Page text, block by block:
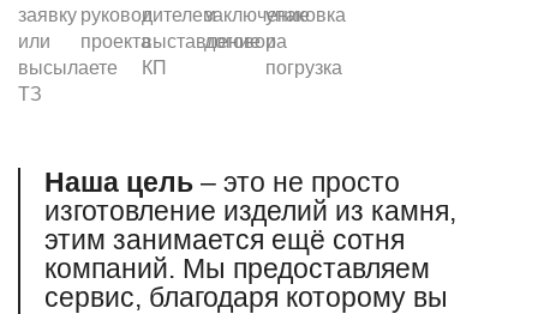
заявку
или
высылаете
ТЗ
руководителем
проекта
и
выставление
КП
заключение
договора
упаковка
и
погрузка
Наша цель – это не просто
изготовление изделий из камня,
этим занимается ещё сотня
компаний. Мы предоставляем
сервис, благодаря которому вы